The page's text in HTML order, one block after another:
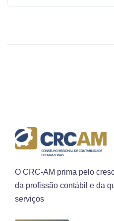
O CRC-AM prima pelo
da profissão contábil e da
serviços